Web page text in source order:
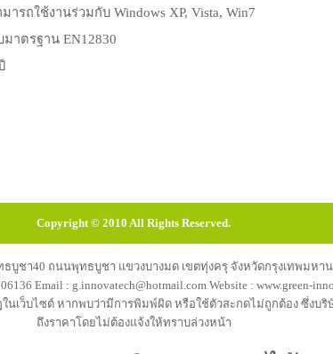
ารถใช้งานร่วมกับ Windows XP, Vista, Win7
มาตรฐาน EN12830
Copyright © 2010 All Rights Reserved.
บูชา40 ถนนพุทธบูชา แขวงบางมด เขตทุ่งครุ จังหวัดกรุงเทพมห
Email : g.innovatech@hotmail.com Website : www.green-
นเว็บไซต์ หากพบว่ามีการพิมพ์ผิด หรือใช้ตัวสะกดไม่ถูกต้อง ซึ่งบ
ถึงราคาโดยไม่ต้องแจ้งให้ทราบล่วงหน้า